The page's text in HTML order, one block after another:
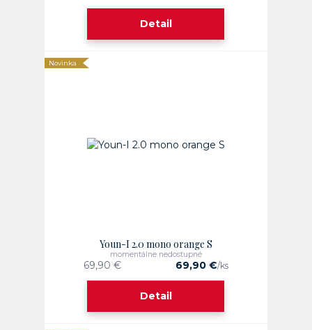
Detail
Novinka
Youn-I 2.0 mono orange S
69,90 € 69,90 €/ks
momentálne nedostupné
Detail